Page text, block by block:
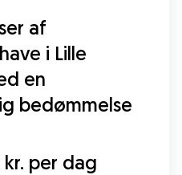
af
i Lille
en
bedømmelse
kr. per dag